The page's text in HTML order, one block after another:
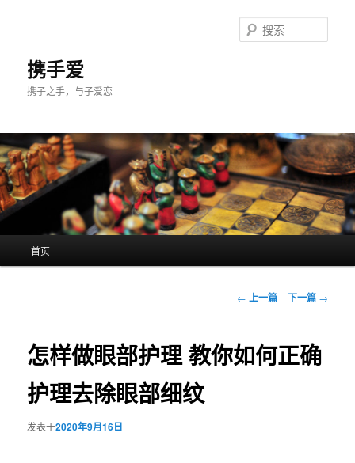
携手爱
携子之手，与子爱恋
索
首页
文
航
← 上一篇 下一篇 →
怎样做眼部护理 教你如何正确
护理去除眼部细纹
发表于2020年9月16日